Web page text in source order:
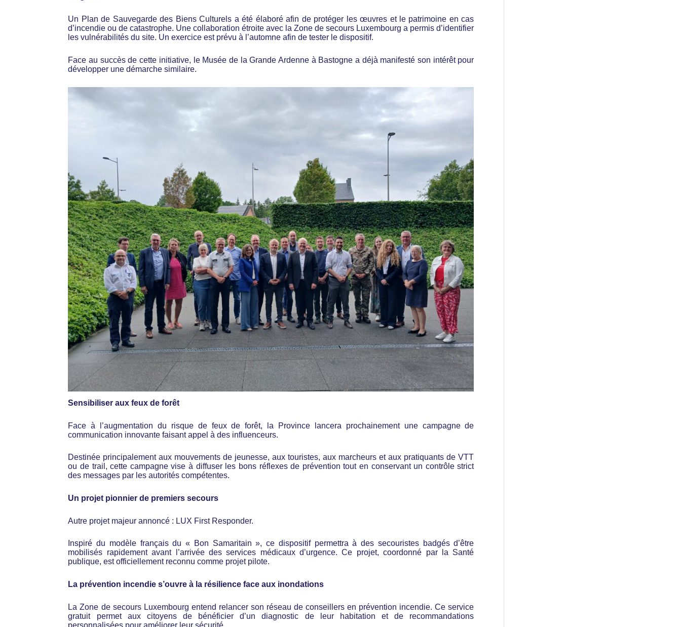
Un Plan de Sauvegarde des Biens Culturels a été élaboré afin de protéger les œuvres et le patrimoine en cas
d’incendie ou de catastrophe. Une collaboration étroite avec la Zone de secours Luxembourg a permis d’identifier
les vulnérabilités du site. Un exercice est prévu à l’automne afin de tester le dispositif.
Face au succès de cette initiative, le Musée de la Grande Ardenne à Bastogne a déjà manifesté son intérêt pour
développer une démarche similaire.
Sensibiliser aux feux de forêt
Face à l’augmentation du risque de feux de forêt, la Province lancera prochainement une campagne de
communication innovante faisant appel à des influenceurs.
Destinée principalement aux mouvements de jeunesse, aux touristes, aux marcheurs et aux pratiquants de VTT
ou de trail, cette campagne vise à diffuser les bons réflexes de prévention tout en conservant un contrôle strict
des messages par les autorités compétentes.
Un projet pionnier de premiers secours
Autre projet majeur annoncé : LUX First Responder.
Inspiré du modèle français du « Bon Samaritain », ce dispositif permettra à des secouristes badgés d’être
mobilisés rapidement avant l’arrivée des services médicaux d’urgence. Ce projet, coordonné par la Santé
publique, est officiellement reconnu comme projet pilote.
La prévention incendie s’ouvre à la résilience face aux inondations
La Zone de secours Luxembourg entend relancer son réseau de conseillers en prévention incendie. Ce service
gratuit permet aux citoyens de bénéficier d’un diagnostic de leur habitation et de recommandations
personnalisées pour améliorer leur sécurité.